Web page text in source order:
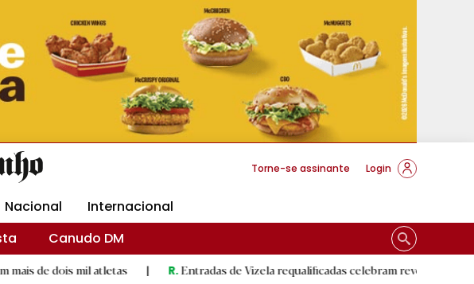
DM Arquidiocese Braga
Torne-se assinante Login
Nacional
Internacional
Canudo DM
mil atletas | R.Entradas de Vizela requalificadas celebram revolução do 5 de Agosto